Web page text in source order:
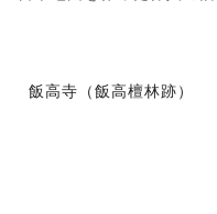
飯高寺（飯高檀林跡）